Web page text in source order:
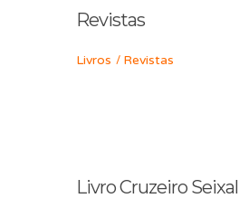
Revistas
Livros Revistas
Livro Cruzeiro Seixal